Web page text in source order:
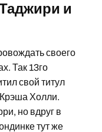
и
своего
Так 13го
свой титул
Холли.
но вдруг в
тут же